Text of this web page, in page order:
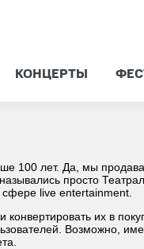
КОНЦЕРТЫ
100 лет. Да, мы
просто
live entertainment.
конвертировать их в
Возможно,